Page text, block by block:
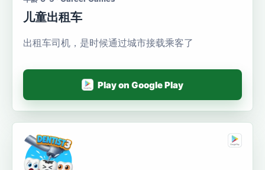
儿童出租车
出租车司机，是时候通过城市接载乘客了
Play on Google Play